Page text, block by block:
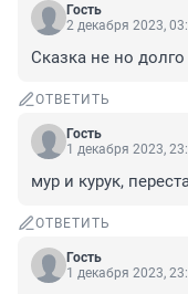
Гость
2 декабря 2023,
Сказка не но
ОТВЕТИТЬ
Гость
1 декабря 2023,
мур и курук,
ОТВЕТИТЬ
Гость
1 декабря 2023,